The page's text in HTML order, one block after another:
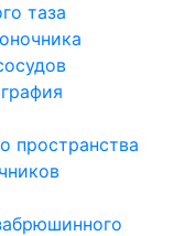
таза
пространства